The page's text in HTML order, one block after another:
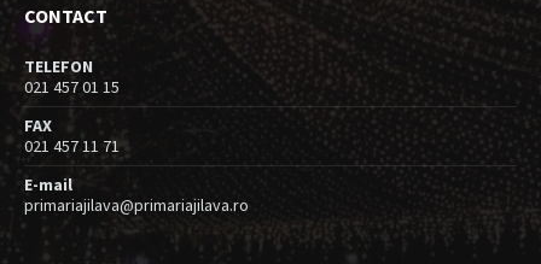
CONTACT
TELEFON
021 457 01 15
FAX
021 457 11 71
E-mail
primariajilava@primariajilava.ro